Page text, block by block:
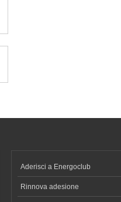
Aderisci a Energoclub
Rinnova adesione